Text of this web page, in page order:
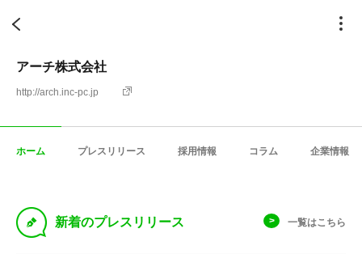
アーチ株式会社
http://arch.inc-pc.jp
ホーム プレスリリース 採用情報 コラム 企業情報
D 新着のプレスリリース 一覧はこちら